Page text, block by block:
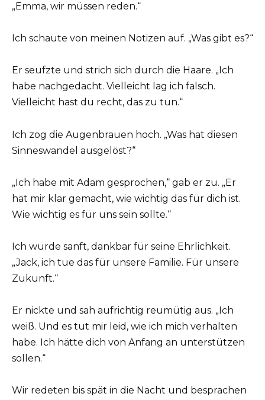
„Emma, wir müssen reden.“
Ich schaute von meinen Notizen auf. „Was gibt es?“
Er seufzte und strich sich durch die Haare. „Ich
habe nachgedacht. Vielleicht lag ich falsch.
Vielleicht hast du recht, das zu tun.“
Ich zog die Augenbrauen hoch. „Was hat diesen
Sinneswandel ausgelöst?“
„Ich habe mit Adam gesprochen,“ gab er zu. „Er
hat mir klar gemacht, wie wichtig das für dich ist.
Wie wichtig es für uns sein sollte.“
Ich wurde sanft, dankbar für seine Ehrlichkeit.
„Jack, ich tue das für unsere Familie. Für unsere
Zukunft.“
Er nickte und sah aufrichtig reumütig aus. „Ich
weiß. Und es tut mir leid, wie ich mich verhalten
habe. Ich hätte dich von Anfang an unterstützen
sollen.“
Wir redeten bis spät in die Nacht und besprachen